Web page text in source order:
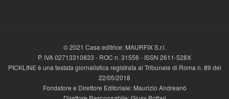
© 2021 Casa editrice: MAURFIX S.r.l.
P. IVA 02713310833 - ROC n. 31556 - ISSN 2611-528X
PICKLINE è una testata giornalistica registrata al Tribunale di Roma n. 89 del
22/05/2018
Fondatore e Direttore Editoriale: Maurizio Andreanò